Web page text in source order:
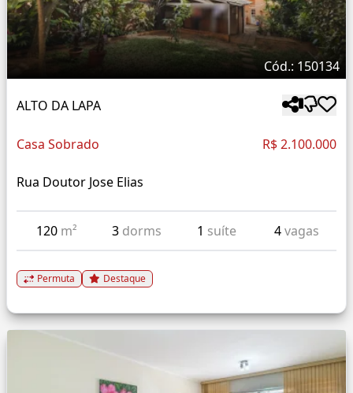
Cód.: 150134
ALTO DA LAPA
Casa Sobrado R$ 2.100.000
Rua Doutor Jose Elias
120 m² 3 dorms 1 suíte 4vagas
Permuta Destaque